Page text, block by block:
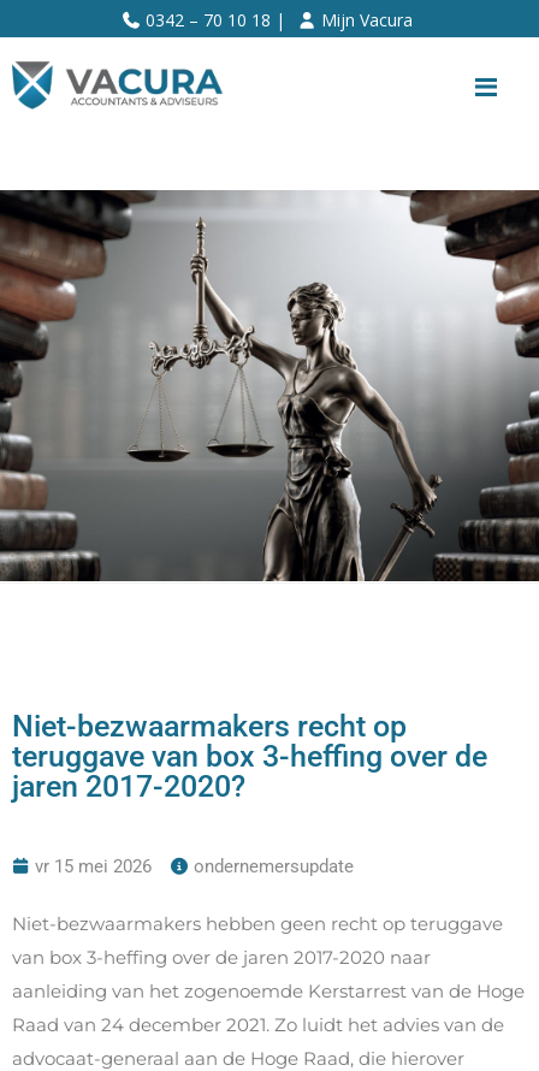
0342 – 70 10 18 | Mijn Vacura
Niet-bezwaarmakers recht op
teruggave van box 3-heffing over de
jaren 2017-2020?
vr 15 mei 2026 ondernemersupdate
Niet-bezwaarmakers hebben geen recht op teruggave
van box 3-heffing over de jaren 2017-2020 naar
aanleiding van het zogenoemde Kerstarrest van de Hoge
Raad van 24 december 2021. Zo luidt het advies van de
advocaat-generaal aan de Hoge Raad, die hierover